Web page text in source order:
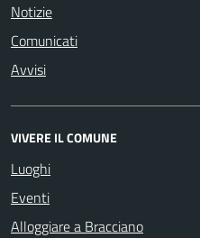
Notizie
Comunicati
Avvisi
VIVERE IL COMUNE
Luoghi
Eventi
Alloggiare a Bracciano